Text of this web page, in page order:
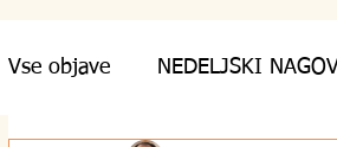
Vse objave NEDELJSKI